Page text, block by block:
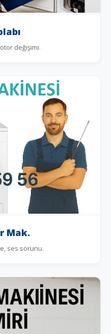
değişimi.
Mak.
ses sorunu.